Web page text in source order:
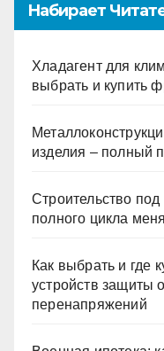
Набирает
Хладагент для
выбрать и купить
изделия – полный
Строительство
полного цикла
Как выбрать и где
устройств защиты
перенапряжений